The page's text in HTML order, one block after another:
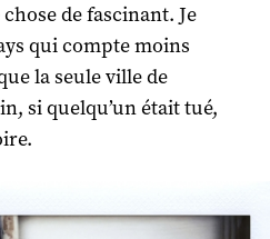
chose de fascinant. Je
qui compte moins
la seule ville de
si quelqu’un était tué,